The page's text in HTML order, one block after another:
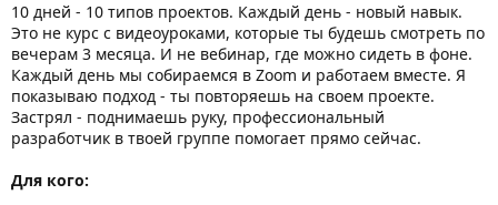
10 дней - 10 типов проектов. Каждый день - новый навык.
Это не курс с видеоуроками, которые ты будешь смотреть по
вечерам 3 месяца. И не вебинар, где можно сидеть в фоне.
Каждый день мы собираемся в Zoom и работаем вместе. Я
показываю подход - ты повторяешь на своем проекте.
Застрял - поднимаешь руку, профессиональный
разработчик в твоей группе помогает прямо сейчас.
Для кого: